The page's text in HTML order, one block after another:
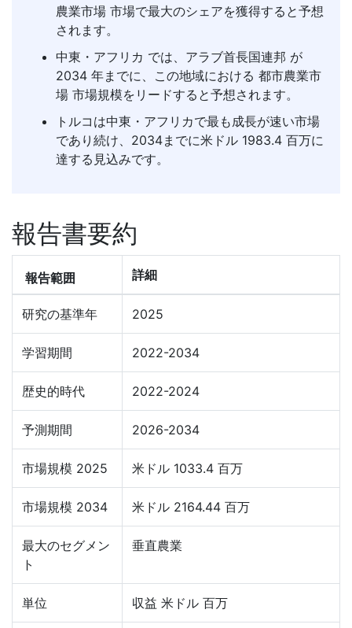
農業市場 市場で最大のシェアを獲得すると予想
されます。
中東・アフリカ では、アラブ首長国連邦 が
2034 年までに、この地域における 都市農業市
場 市場規模をリードすると予想されます。
トルコは中東・アフリカで最も成長が速い市場
であり続け、2034までに米ドル 1983.4 百万に
達する見込みです。
報告書要約
報告範囲 詳細
研究の基準年 2025
学習期間 2022-2034
歴史的時代 2022-2024
予測期間 2026-2034
市場規模 2025 米ドル 1033.4 百万
市場規模 2034 米ドル 2164.44 百万
最大のセグメン
ト
垂直農業
単位 収益 米ドル 百万